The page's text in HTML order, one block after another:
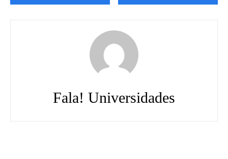
Fala! Universidades